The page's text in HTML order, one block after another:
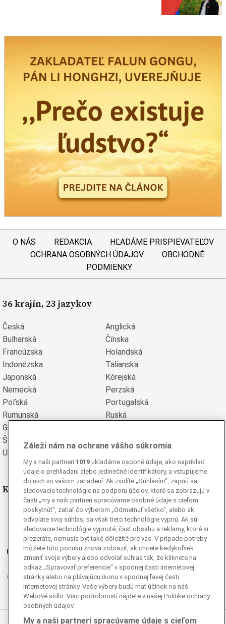
O NÁS REDAKCIA
HĽADÁME PRISPIEVATEĽOV
OCHRANA OSOBNÝCH ÚDAJOV
OBCHODNÉ
PODMIENKY
36 krajín, 23 jazykov
Česká
Anglická
Bulharská
Čínska
Francúzska
Holandská
Indonézska
Talianska
Japonská
Kórejská
Nemecká
Perzská
Poľská
Portugalská
Rumunská
Ruská
Grécka
Švédska
Turecká
Ukrajinská
Kde nás nájdete
Facebook
Instagram
Ganjing
Youtube
Twitter
Telegram
RSS
Záleží nám na ochrane vášho súkromia
My a naši partneri 1019 ukladáme osobné údaje, ako napríklad
údaje o prehliadaní alebo jedinečné identifikátory, a vstupujeme
do nich vo vašom zariadení. Ak zvolíte „Súhlasím“, zapnú sa
sledovacie technológie na podporu účelov, ktoré sa zobrazujú v
časti „my a naši partneri spracúvame osobné údaje s cieľom
poskytnúť“, zatiaľ čo výberom „Odmetnuť všetko“, alebo ak
odvoláte svoj súhlas, sa však tieto technológie vypnú. Ak sú
sledovacie technológie vypnuté, časť obsahu a reklamy, ktoré si
prezeráte, nemusia byť také dôležité pre vás. V prípade potreby
môžete túto ponuku znova zobraziť, ak chcete kedykoľvek
zmeniť svoje výbery alebo odvolať súhlas tak, že kliknete na
odkaz „Spravovať preferencie“ v spodnej časti internetovej
stránky alebo na plávajúcu ikonu v spodnej ľavej časti
internetovej stránky. Vaše výbery budú mať účinok na náš
Webové sídlo. Viac podrobností nájdete v našej Politike ochrany
osobných údajov.
My a naši partneri spracúvame údaje s cieľom